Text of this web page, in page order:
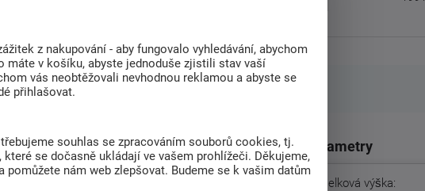
Související zboží (4)
retro design s moderním
doplňkem každého
Parametry
Celková výška:
z nakupování - aby fungovalo vyhledávání, abychom
máte v košíku, abyste jednoduše zjistili stav vaší
vás neobtěžovali nevhodnou reklamou a abyste se
přihlašovat.
souhlas se zpracováním souborů cookies, tj.
které se dočasně ukládají ve vašem prohlížeči. Děkujeme,
pomůžete nám web zlepšovat. Budeme se k vašim datům